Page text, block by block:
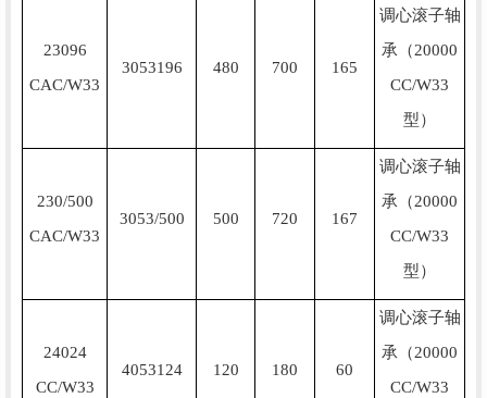
23096
CAC/W33
3053196 480 700 165
调心滚子轴
承（20000
CC/W33
型）
230/500
CAC/W33
3053/500 500 720 167
调心滚子轴
承（20000
CC/W33
型）
24024
CC/W33
4053124 120 180 60
调心滚子轴
承（20000
CC/W33